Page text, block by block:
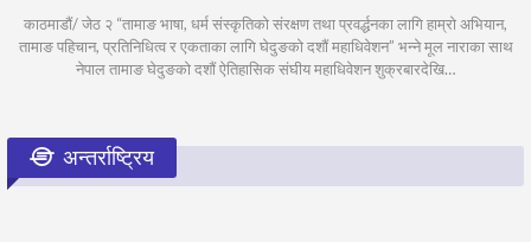
काठमाडौं/ जेठ २ “तामाङ भाषा, धर्म संस्कृतिको संरक्षण तथा प्रवर्द्धनका लागि हाम्रो अभियान,
तामाङ पहिचान, प्रतिनिधित्व र एकताका लागि घेदुङको दशौं महाधिवेशन” भन्ने मूल नाराका साथ
नेपाल तामाङ घेदुङको दशौं ऐतिहासिक संघीय महाधिवेशन शुक्रबारदेखि…
अन्तर्राष्ट्रिय